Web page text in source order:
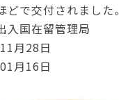
で交付されました。
入国在留管理局
月28日
月16日